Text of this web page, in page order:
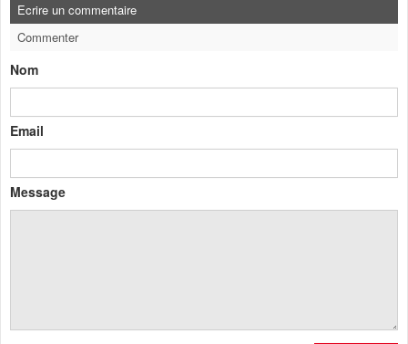
Ecrire un commentaire
Commenter
Nom
Email
Message